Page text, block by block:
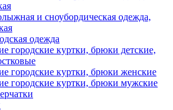
и сноубордическая одежда,
одежда
городские куртки, брюки детские,
городские куртки, брюки женские
городские куртки, брюки мужские